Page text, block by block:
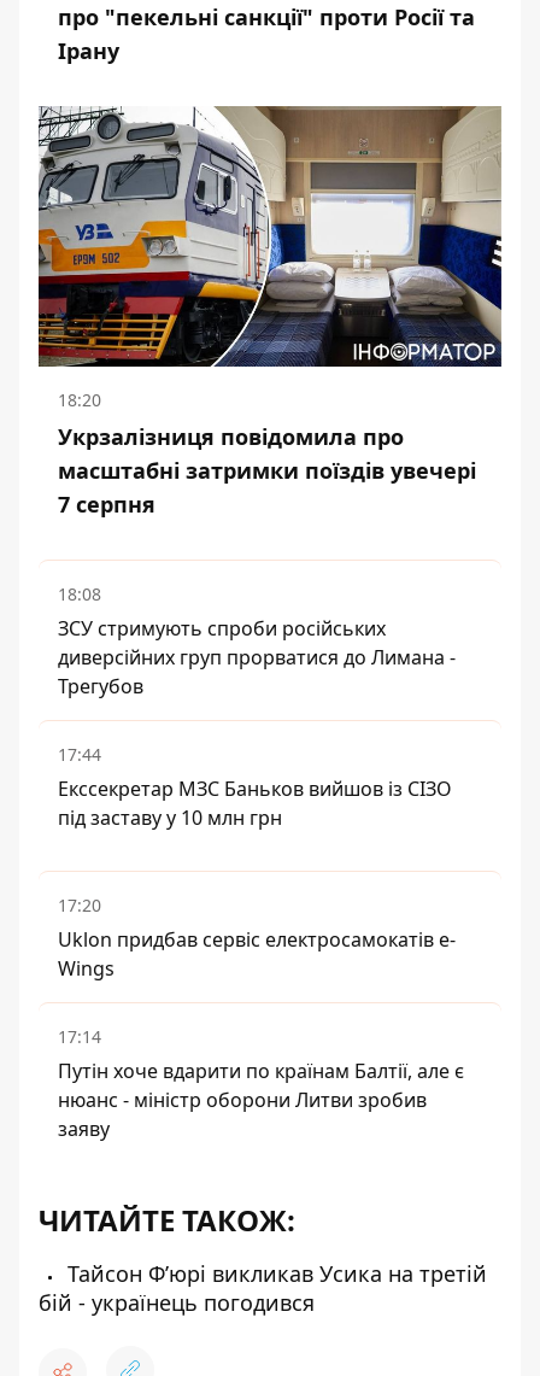
про "пекельні санкції" проти Росії та
Ірану
18:20
Укрзалізниця повідомила про
масштабні затримки поїздів увечері
7 серпня
18:08
ЗСУ стримують спроби російських
диверсійних груп прорватися до Лимана -
Трегубов
17:44
Екссекретар МЗС Баньков вийшов із СІЗО
під заставу у 10 млн грн
17:20
Uklon придбав сервіс електросамокатів e-
Wings
17:14
Путін хоче вдарити по країнам Балтії, але є
нюанс - міністр оборони Литви зробив
заяву
ЧИТАЙТЕ ТАКОЖ:
Тайсон Ф’юрі викликав Усика на третій
бій - українець погодився